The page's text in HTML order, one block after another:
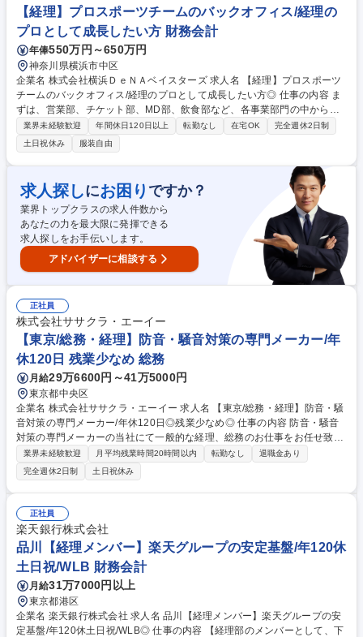
管理や発注、契約書の作成補助や管理・更新、郵便物対応、書類ファイリ
ング、オフィス環境整備 【業務内容の変更範囲】当社の指定する業務 募
集職種 駒込【経理・総務】サービス継続率100%の急成長MaaS企業/原則
出社/年俸500万～
【経理】プロスポーツチームのバックオフィス/経理の
プロとして成長したい方 財務会計
年俸550万円～650万円
神奈川県横浜市中区
企業名 株式会社横浜ＤｅＮＡベイスターズ 求人名 【経理】プロスポーツ
チームのバックオフィス/経理のプロとして成長したい方◎ 仕事の内容 ま
ずは、営業部、チケット部、MD部、飲食部など、各事業部門の中から担
当部門をいくつかお持ちいただき、部門の担当者と寄り添いながら担当部
門の月次決算を一貫して担当します。 ◆具体的な業務 ・決算業務 (月次、
年次) ・社内の決算業務インフラの構築など業務フローの改善 ・連結決算
及び親会社への決算報告 ・その他、球団及び連結子会社の経理/税務全般
募集職種 【経理】プロスポーツチームのバックオフィス/経理のプロとし
て成長したい方◎
業界未経験歓迎 年間休日120日以上 転勤なし 在宅OK
完全週休2日制
土日祝休み
服装自由
求人探しにお困り ですか？
業界トップクラスの求人件数から
あなたの力を最大限に発揮できる
求人探しをお手伝いします。
アドバイザーに相談する
正社員
株式会社ササクラ・エーイー
【東京/総務・経理】防音・騒音対策の専門メーカー/年
休120日 残業少なめ 総務
月給29万6600円～41万5000円
東京都中央区
企業名 株式会社ササクラ・エーイー 求人名 【東京/総務・経理】防音・騒
音対策の専門メーカー/年休120日◎残業少なめ◎ 仕事の内容 防音・騒音
対策の専門メーカーの当社にて一般的な経理、総務のお仕事をお任せ致し
ます。 ■総務業務 人事管理、給与管理、労務（勤怠）管理、社会保険手続
き補助など ■経理業務 立替経費精算、入出金管理、月次四半期年次決算業
務など PCAなどの業務ソフトを使用した一般的な経理、総務のお仕事で
す。 募集職種 【東京/総務・経理】防音・騒音対策の専門メーカー/年休12
0日◎残業少なめ◎
業界未経験歓迎 月平均残業時間20時間以内 転勤なし
退職金あり
完全週休2日制
土日祝休み
正社員
楽天銀行株式会社
品川【経理メンバー】楽天グループの安定基盤/年120休
土日祝/WLB 財務会計
月給31万7000円以上
東京都港区
企業名 楽天銀行株式会社 求人名 品川【経理メンバー】楽天グループの安
定基盤/年120休土日祝/WLB◎ 仕事の内容 【経理部のメンバーとして、下